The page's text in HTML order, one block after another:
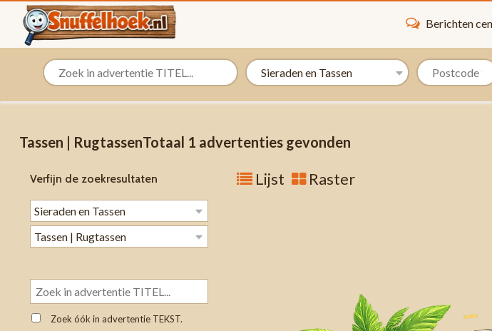
Berichten
Tassen | RugtassenTotaal 1 advertenties gevonden
Verfijn de zoekresultaten
Zoek óók in advertentie TEKST.
Lijst Raster